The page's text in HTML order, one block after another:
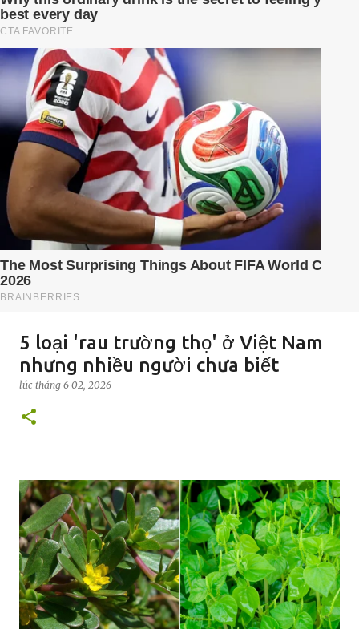
5 loại 'rau trường thọ' ở Việt Nam
nhưng nhiều người chưa biết
lúc tháng 6 02, 2026